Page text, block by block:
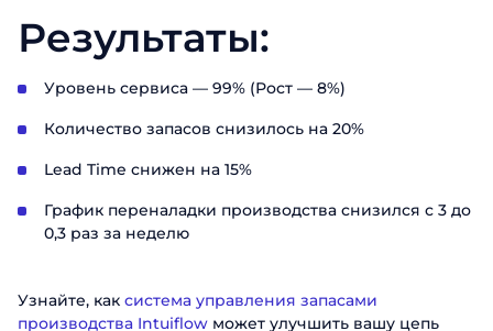
Результаты:
Уровень сервиса — 99% (Рост — 8%)
Количество запасов снизилось на 20%
Lead Time снижен на 15%
График переналадки производства снизился с 3 до
0,3 раз за неделю
Узнайте, как система управления запасами
производства Intuiflow может улучшить вашу цепь
Заказать
презентацию
больше о продуктах ABM Cloud